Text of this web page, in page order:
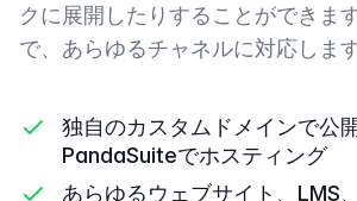
クに展開したりすることができま
で、あらゆるチャネルに対応します
独自のカスタムドメインで公
PandaSuiteでホスティング
あらゆるウェブサイト、LMS